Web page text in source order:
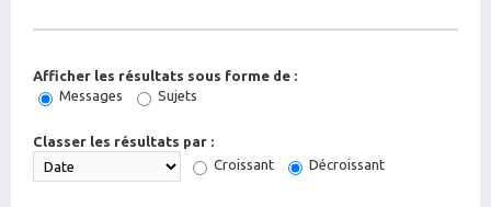
Afficher les résultats sous forme de :
Messages
Sujets
Classer les résultats par :
Croissant
Décroissant